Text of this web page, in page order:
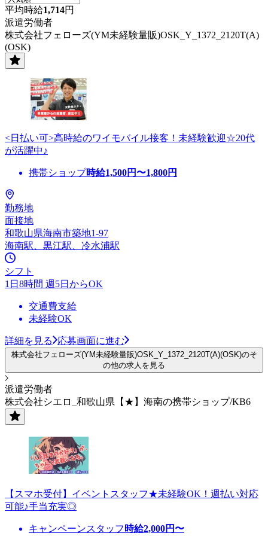
平均時給1,714円
派遣労働者
株式会社フェローズ(YM未経験量販)OSK_Y_1372_2120T(A)
(OSK)
<日払い可>高時給のワイモバイル接客！未経験歓迎☆20代
が活躍中♪
携帯ショップ時給1,500円〜1,800円
勤務地
面接地
和歌山県海南市築地1-97
海南駅、黒江駅、冷水浦駅
シフト
1日8時間 週5日からOK
交通費支給
未経験OK
詳細を見る 応募画面に進む
株式会社フェローズ(YM未経験量販)OSK_Y_1372_2120T(A)(OSK)のそ
の他の求人を見る
派遣労働者
株式会社シエロ_和歌山県【★】海南の携帯ショップ/KB6
【スマホ受付】イベントスタッフ★未経験OK！週払い対応
可能♪手当充実◎
キャンペーンスタッフ 時給2,000円〜